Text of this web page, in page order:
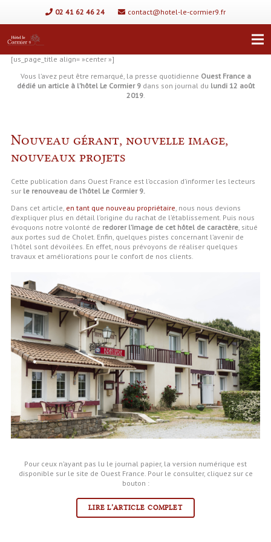
02 41 62 46 24 contact@hotel-le-cormier9.fr
[us_page_title align= »center »]
Vous l’avez peut être remarqué, la presse quotidienne Ouest France a
dédié un article à l’hôtel Le Cormier 9dans son journal du lundi 12 août
2019.
Nouveau gérant, nouvelle image,
nouveaux projets
Cette publication dans Ouest France est l’occasion d’informer les lecteurs
sur le renouveau de l’hôtel Le Cormier 9.
Dans cet article, en tant que nouveau propriétaire, nous nous devions
d’expliquer plus en détail l’origine du rachat de l’établissement. Puis nous
évoquons notre volonté de redorer l’image de cet hôtel de caractère, situé
aux portes sud de Cholet. Enfin, quelques pistes concernant l’avenir de
l’hôtel sont dévoilées. En effet, nous prévoyons de réaliser quelques
travaux et améliorations pour le confort de nos clients.
Pour ceux n’ayant pas lu le journal papier, la version numérique est
disponible sur le site de Ouest France. Pour le consulter, cliquez sur ce
bouton :
LIRE L’ARTICLE COMPLET